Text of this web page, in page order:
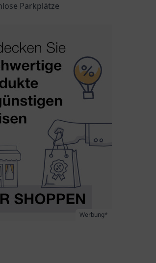
Parkplätze
Werbung*